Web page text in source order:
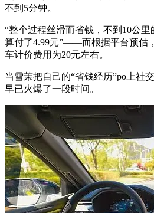
不到5分钟。
“整个过程丝滑而省钱，不到10公
算付了4.99元”——而根据平台预估
车计价费用为20元左右。
当雪茉把自己的“省钱经历”po上社
早已火爆了一段时间。